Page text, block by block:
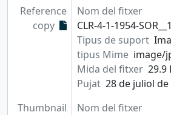
Reference
copy
Nom del fitxer
CLR-4-1-1954-
Tipus de suport
tipus Mime image/
Mida del fitxer 29.9
Pujat 28 de juliol de
Thumbnail
Nom del fitxer